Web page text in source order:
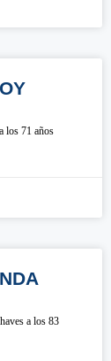
los 71 años
a los 83